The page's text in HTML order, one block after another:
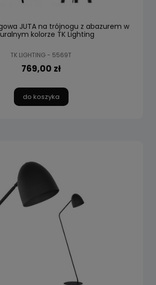
JUTA na trójnogu z abazurem w
kolorze TK Lighting
TK LIGHTING - 5569T
769,00 zł
do koszyka